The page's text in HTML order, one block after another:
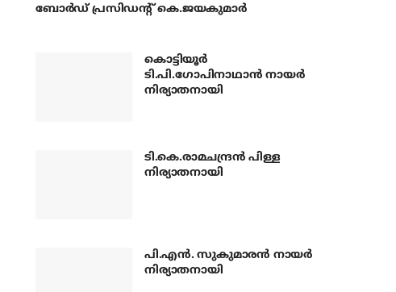
ബോര്‍ഡ് പ്രസിഡന്റ് കെ.ജയകുമാര്‍
കൊട്ടിയൂര്‍
ടി.പി.ഗോപിനാഥാന്‍ നായര്‍
നിര്യാതനായി
ടി.കെ.രാമചന്ദ്രന്‍ പിള്ള
നിര്യാതനായി
പി.എന്‍. സുകുമാരന്‍ നായര്‍
നിര്യാതനായി